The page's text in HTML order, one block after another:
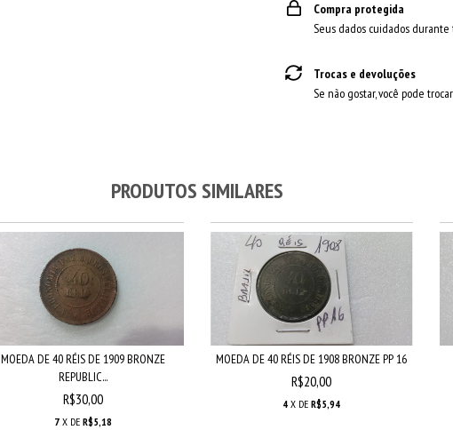
Compra protegida
Seus dados cuidados durante
Trocas e devoluções
Se não gostar, você pode
PRODUTOS SIMILARES
MOEDA DE 40 RÉIS DE 1909 BRONZE
REPUBLIC...
R$30,00
7 X DE R$5,18
MOEDA DE 40 RÉIS DE 1908 BRONZE PP 16
R$20,00
4 X DER$5,94